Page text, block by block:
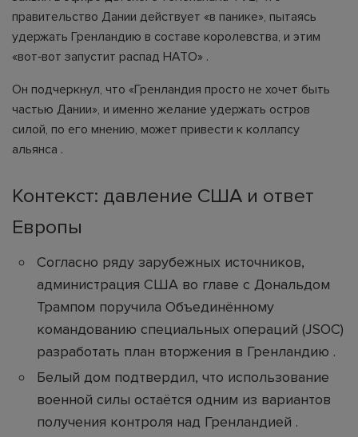
правительство Дании действует «в панике», пытаясь
удержать Гренландию в составе королевства, и этим
«вот‑вот запустит распад НАТО» .
Он подчеркнул, что «Гренландия просто не хочет быть
частью Дании», и именно желание удержать остров
силой, по его мнению, может привести к коллапсу
альянса .
Контекст: давление США и ответ
Европы
Согласно ряду зарубежных источников,
администрация США во главе с Дональдом
Трампом поручила Объединённому
командованию специальных операций (JSOC)
разработать план вторжения в Гренландию .
Белый дом подтвердил, что использование
военной силы остаётся одним из вариантов
получения контроля над Гренландией .